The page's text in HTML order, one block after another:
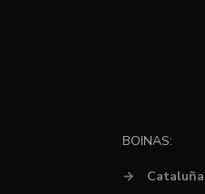
BOINAS:
→
Cataluña